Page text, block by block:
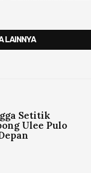
LAINNYA
Setitik
Ulee Pulo